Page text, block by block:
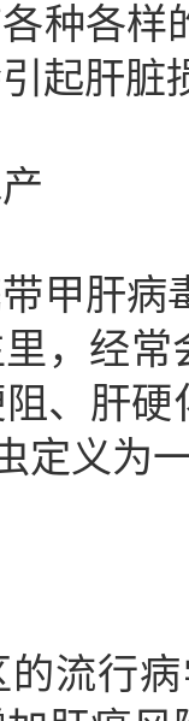
种各样
起肝脏
甲肝病
，经
、肝
定义为
流行